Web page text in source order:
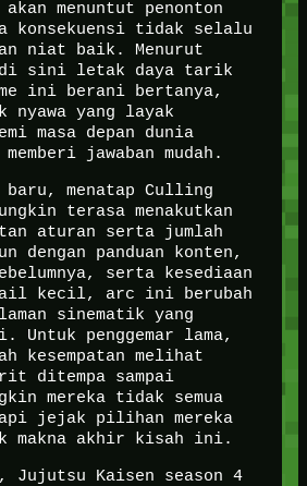
menuntut penonton
konsekuensi tidak selalu
niat baik. Menurut
sini letak daya tarik
ini berani bertanya,
nyawa yang layak
masa depan dunia
jawaban mudah.
baru, menatap Culling
terasa menakutkan
aturan serta jumlah
dengan panduan konten,
serta kesediaan
kecil, arc ini berubah
sinematik yang
Untuk penggemar lama,
kesempatan melihat
ditempa sampai
mereka tidak semua
jejak pilihan mereka
makna akhir kisah ini.
Jujutsu Kaisen season 4